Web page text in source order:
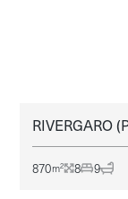
EMILIA ROMAGNA -
RIVERGARO
870m2 8 9